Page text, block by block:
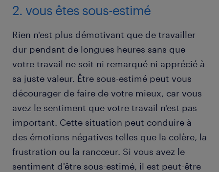
2. vous êtes sous-estimé
Rien n'est plus démotivant que de travailler
dur pendant de longues heures sans que
votre travail ne soit ni remarqué ni apprécié à
sa juste valeur. Être sous-estimé peut vous
décourager de faire de votre mieux, car vous
avez le sentiment que votre travail n'est pas
important. Cette situation peut conduire à
des émotions négatives telles que la colère, la
frustration ou la rancœur. Si vous avez le
sentiment d'être sous-estimé, il est peut-être